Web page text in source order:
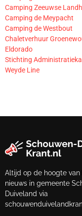
Camping Zeeuwse
Camping de Meypacht
Camping de Westbout
Chaletverhuur
Eldorado
Stichting
Weyde Line
Altijd op de hoogte
nieuws in gemeente
Duiveland via